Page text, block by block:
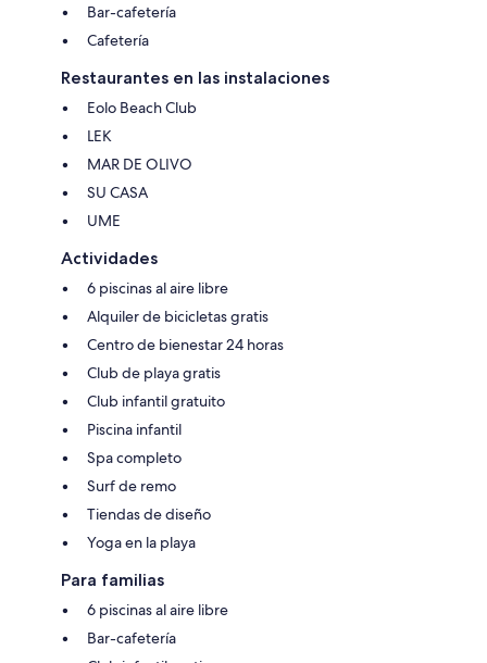
Bar-cafetería
Cafetería
Restaurantes en las instalaciones
Eolo Beach Club
LEK
MAR DE OLIVO
SU CASA
UME
Actividades
6 piscinas al aire libre
Alquiler de bicicletas gratis
Centro de bienestar 24 horas
Club de playa gratis
Club infantil gratuito
Piscina infantil
Spa completo
Surf de remo
Tiendas de diseño
Yoga en la playa
Para familias
6 piscinas al aire libre
Bar-cafetería